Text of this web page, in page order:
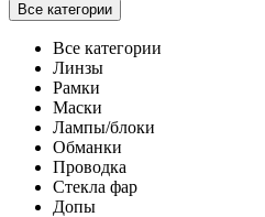
Все категории
Все категории
Линзы
Рамки
Маски
Лампы/блоки
Обманки
Проводка
Стекла фар
Допы